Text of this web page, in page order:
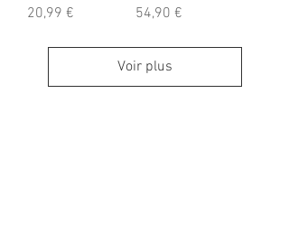
Prix
20,99 €
Prix
54,90 €
Voir plus